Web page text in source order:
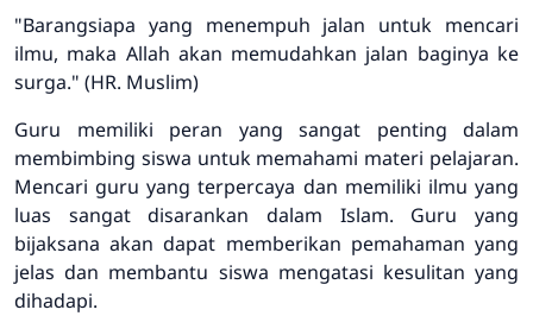
"Barangsiapa yang menempuh jalan untuk mencari
ilmu, maka Allah akan memudahkan jalan baginya ke
surga." (HR. Muslim)
Guru memiliki peran yang sangat penting dalam
membimbing siswa untuk memahami materi pelajaran.
Mencari guru yang terpercaya dan memiliki ilmu yang
luas sangat disarankan dalam Islam. Guru yang
bijaksana akan dapat memberikan pemahaman yang
jelas dan membantu siswa mengatasi kesulitan yang
dihadapi.